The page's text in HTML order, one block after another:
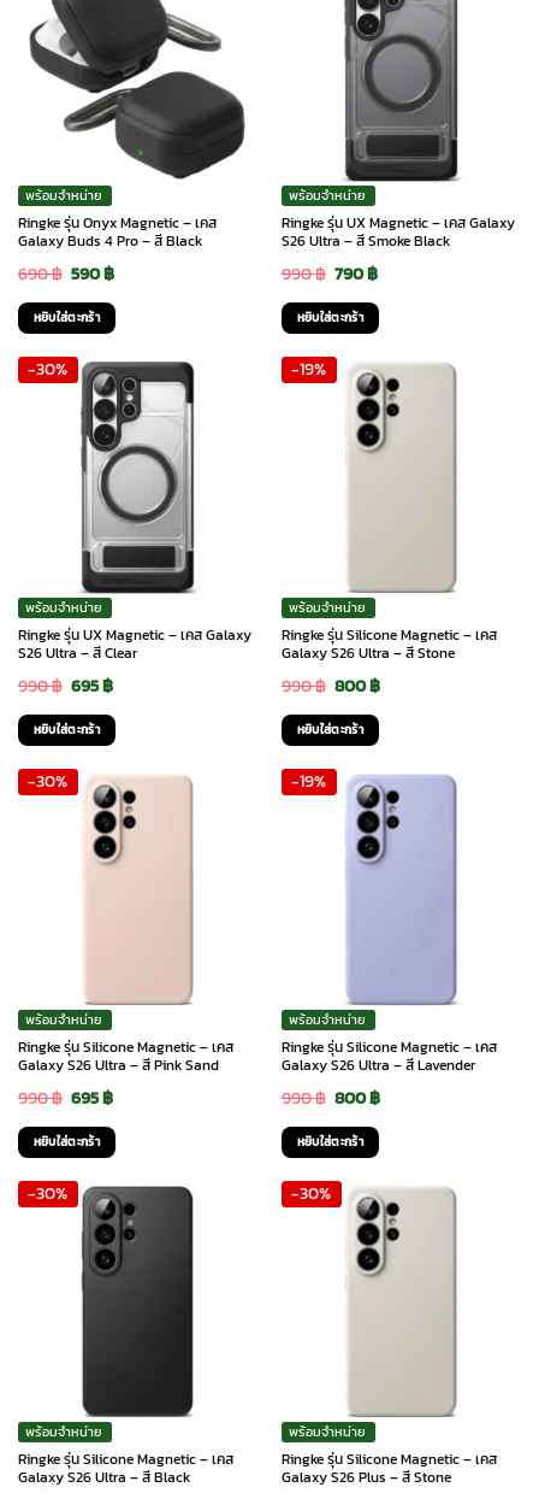
พร้อมจำหน่าย
Ringke รุ่น Onyx Magnetic – เคส
Galaxy Buds 4 Pro – สี Black
690฿ Original
price
was:
690 ฿.
590฿Current
price
590 ฿.
หยิบใส่ตะกร้า
พร้อมจำหน่าย
Ringke รุ่น UX Magnetic – เคส Galaxy
S26 Ultra – สี Smoke Black
990฿ Original
price
was:
990 ฿.
790฿Current
price
790 ฿.
หยิบใส่ตะกร้า
-30%
พร้อมจำหน่าย
Ringke รุ่น UX Magnetic – เคส Galaxy
S26 Ultra – สี Clear
990฿ Original
price
was:
990 ฿.
695฿Current
price
is:
695 ฿.
หยิบใส่ตะกร้า
-19%
พร้อมจำหน่าย
Ringke รุ่น Silicone Magnetic – เคส
Galaxy S26 Ultra – สี Stone
990฿ Original
price
was:
990 ฿.
800฿Current
800 ฿.
หยิบใส่ตะกร้า
-30%
พร้อมจำหน่าย
Ringke รุ่น Silicone Magnetic – เคส
Galaxy S26 Ultra – สี Pink Sand
990฿ Original
price
was:
990 ฿.
695฿Current
price
is:
695 ฿.
หยิบใส่ตะกร้า
-19%
พร้อมจำหน่าย
Ringke รุ่น Silicone Magnetic – เคส
Galaxy S26 Ultra – สี Lavender
990฿ Original
price
was:
990 ฿.
800฿Current
800 ฿.
หยิบใส่ตะกร้า
-30%
พร้อมจำหน่าย
Ringke รุ่น Silicone Magnetic – เคส
Galaxy S26 Ultra – สี Black
-30%
พร้อมจำหน่าย
Ringke รุ่น Silicone Magnetic – เคส
Galaxy S26 Plus – สี Stone